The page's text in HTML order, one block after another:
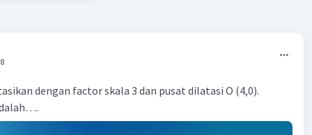
dengan factor skala 3 dan pusat dilatasi O (4,0).